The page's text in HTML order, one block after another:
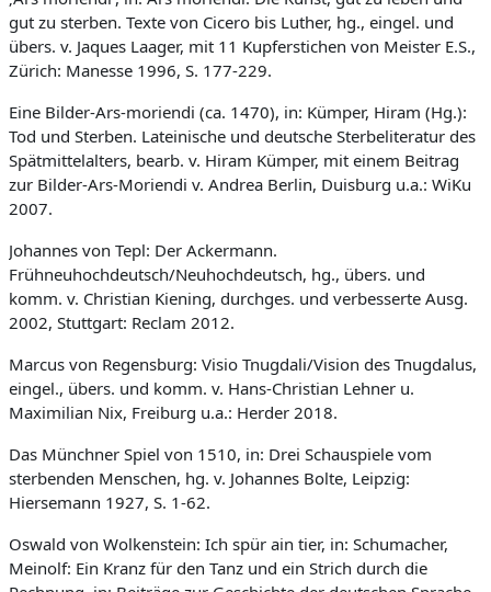
gut zu sterben. Texte von Cicero bis Luther, hg., eingel. und
übers. v. Jaques Laager, mit 11 Kupferstichen von Meister E.S.,
Zürich: Manesse 1996, S. 177-229.
Eine Bilder-Ars-moriendi (ca. 1470), in: Kümper, Hiram (Hg.):
Tod und Sterben. Lateinische und deutsche Sterbeliteratur des
Spätmittelalters, bearb. v. Hiram Kümper, mit einem Beitrag
zur Bilder-Ars-Moriendi v. Andrea Berlin, Duisburg u.a.: WiKu
2007.
Johannes von Tepl: Der Ackermann.
Frühneuhochdeutsch/Neuhochdeutsch, hg., übers. und
komm. v. Christian Kiening, durchges. und verbesserte Ausg.
2002, Stuttgart: Reclam 2012.
Marcus von Regensburg: Visio Tnugdali/Vision des Tnugdalus,
eingel., übers. und komm. v. Hans-Christian Lehner u.
Maximilian Nix, Freiburg u.a.: Herder 2018.
Das Münchner Spiel von 1510, in: Drei Schauspiele vom
sterbenden Menschen, hg. v. Johannes Bolte, Leipzig:
Hiersemann 1927, S. 1-62.
Oswald von Wolkenstein: Ich spür ain tier, in: Schumacher,
Meinolf: Ein Kranz für den Tanz und ein Strich durch die